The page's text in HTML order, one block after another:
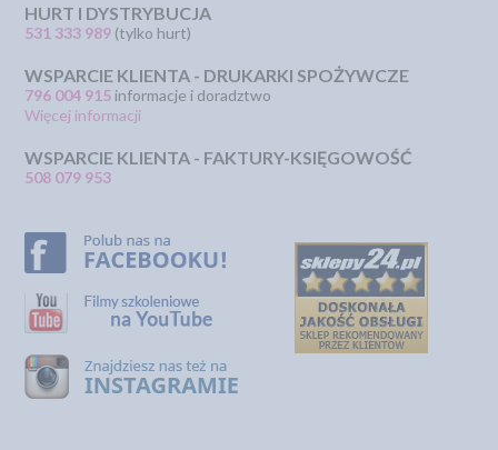
HURT I DYSTRYBUCJA
531 333 989 (tylko hurt)
WSPARCIE KLIENTA - DRUKARKI SPOŻYWCZE
796 004 915 informacje i doradztwo
Więcej informacji
WSPARCIE KLIENTA - FAKTURY-KSIĘGOWOŚĆ
508 079 953